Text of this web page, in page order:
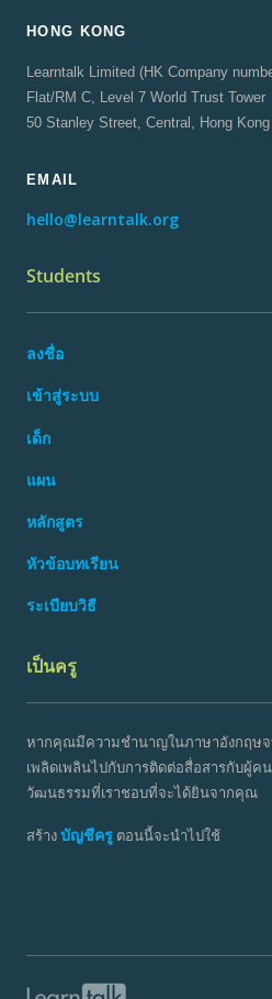
HONG KONG
Learntalk Limited (HK Company
Flat/RM C, Level 7 World Trust Tower
50 Stanley Street, Central, Hong Kong
EMAIL
hello@learntalk.org
Students
ลงชื่อ
เข้าสู่ระบบ
เด็ก
แผน
หลักสูตร
หัวข้อบทเรียน
ระเบียบวิธี
เป็นครู
หากคุณมีความชำนาญในภาษาอังกฤษ
เพลิดเพลินไปกับการติดต่อสื่อสารกับผู้ค
วัฒนธรรมที่เราชอบที่จะได้ยินจากคุณ
สร้างบัญชีครู ตอนนี้จะนำไปใช้